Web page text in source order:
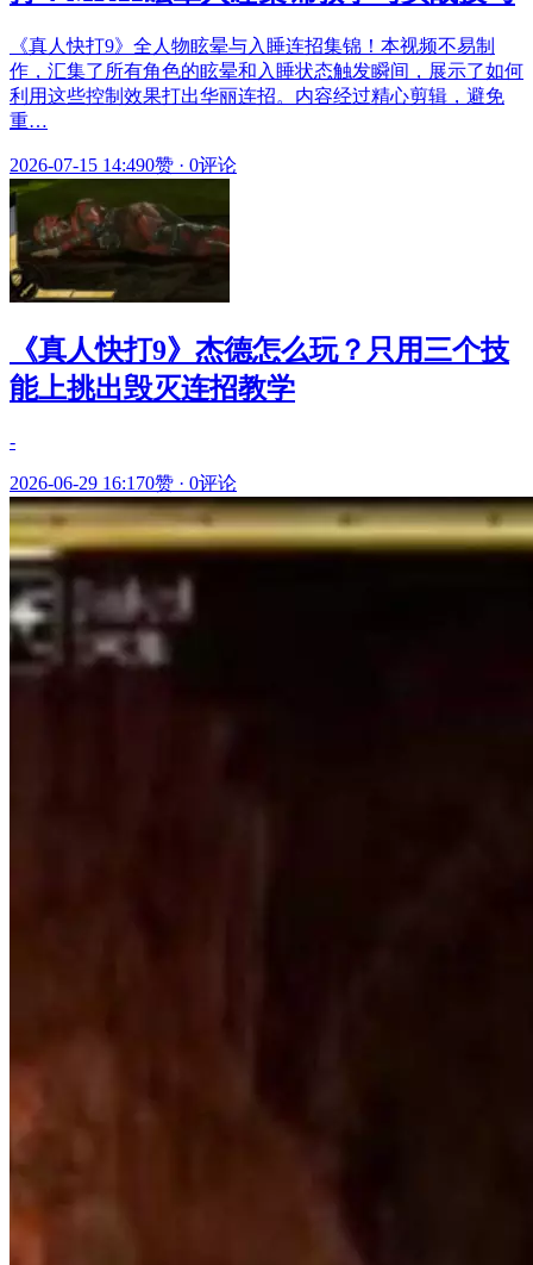
《真人快打9》全人物眩晕与入睡连招集锦！本视频不易制
作，汇集了所有角色的眩晕和入睡状态触发瞬间，展示了如何
利用这些控制效果打出华丽连招。内容经过精心剪辑，避免
重…
2026-07-15 14:490赞 · 0评论
《真人快打9》杰德怎么玩？只用三个技
能上挑出毁灭连招教学
-
2026-06-29 16:170赞 · 0评论